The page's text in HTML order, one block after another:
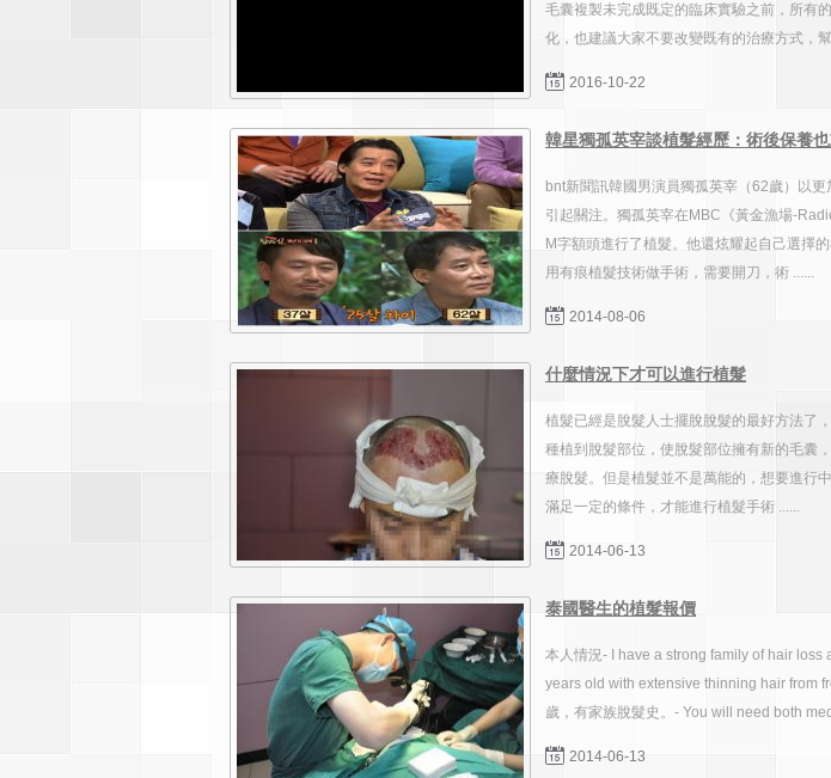
毛囊複製未完成既定的臨床實驗之前，所有
化，也建議大家不要改變既有的治療方式，
2016-10-22
韓星獨孤英宰談植髮經歷：術後保養
bnt新聞訊韓國男演員獨孤英宰（62歲）以
引起關注。獨孤英宰在MBC《黃金漁場-
M字額頭進行了植髮。他還炫耀起自己選擇
用有痕植髮技術做手術，需要開刀，術 ......
2014-08-06
什麼情況下才可以進行植髮
植髮已經是脫髮人士擺脫脫髮的最好方法了
種​​植到脫髮部位，使脫髮部位擁有新的毛囊
療脫髮。但是植髮並不是萬能的，想要進行
滿足一定的條件，才能進行植髮手術 ......
2014-06-13
泰國醫生的植髮報價
本人情況- I have a strong family of hair loss
years old with extensive thinning hair from
歲，有家族脫髮史。- You will need both
2014-06-13